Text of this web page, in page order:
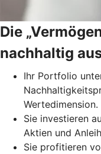
Die
nachhaltig
Ihr Portfolio
Wertedimension.
Sie investieren
Aktien und
Sie profitieren